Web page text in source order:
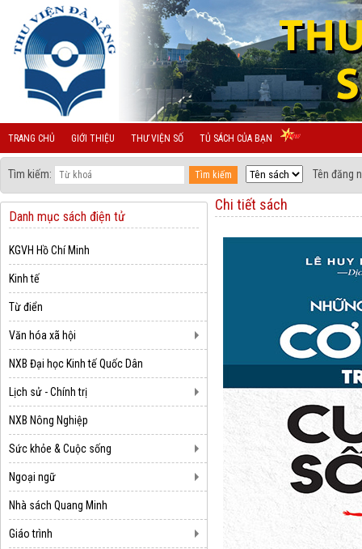
TRANG CHỦ GIỚI THIỆU THƯ VIỆN SỐ TỦ SÁCH CỦA BẠN
Tìm kiếm: Tên đăng
Danh mục sách điện tử
KGVH Hồ Chí Minh
Kinh tế
Từ điển
Văn hóa xã hội
NXB Đại học Kinh tế Quốc Dân
Lịch sử - Chính trị
NXB Nông Nghiệp
Sức khỏe & Cuộc sống
Ngoại ngữ
Nhà sách Quang Minh
Giáo trình
Chi tiết sách